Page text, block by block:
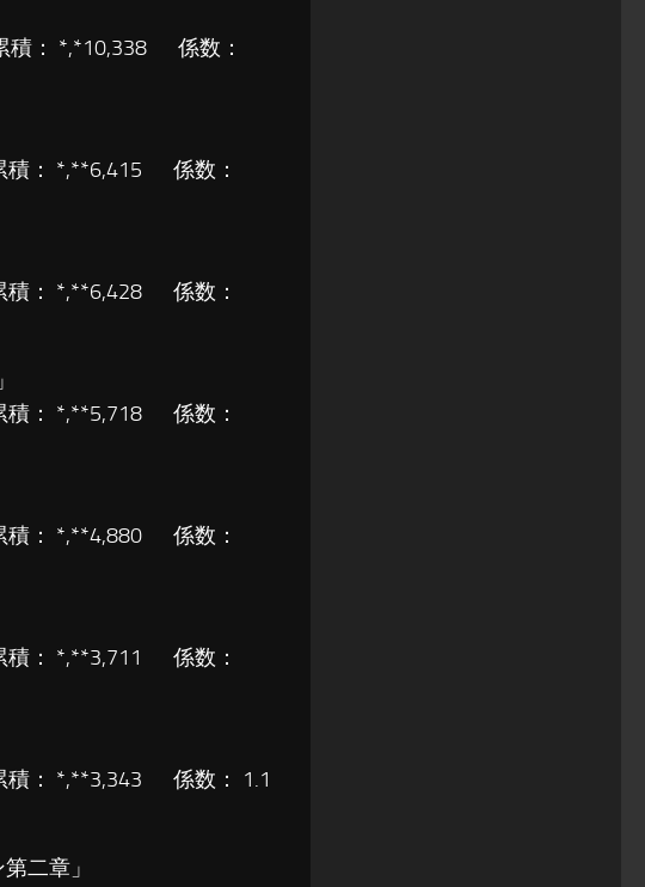
： *,*10,338 係数：
： *,**6,415 係数：
： *,**6,428 係数：
： *,**5,718 係数：
： *,**4,880 係数：
： *,**3,711 係数：
： *,**3,343 係数： 1.1
二章」